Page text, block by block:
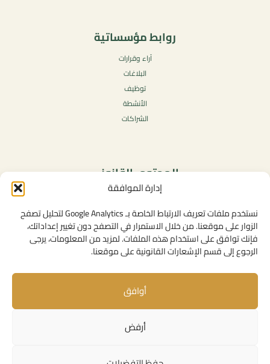
إدارة الموافقة
نستخدم ملفات تعريف الارتباط الخاصة بـ Google Analytics لتحليل تصفح
الزوار على موقعنا. من خلال الاستمرار في التصفح دون تغيير إعداداتك،
فإنك توافق على استخدام هذه الملفات. لمزيد من المعلومات، يرجى
الرجوع إلى قسم الإشعارات القانونية على موقعنا.
أوافق
أرفض
روابط مؤسساتية
آراء وقرارات
البلاغات
توظيف
الأنشطة
الشراكات
المحتوى القانوني
سياسة الخصوصية
شروط الاستخدام العامة
الإشعارات القانونية
سياسة ملفات تعريف الارتباط (الكوكيز)
روابط مفيدة
الإتصال بنا
المهام